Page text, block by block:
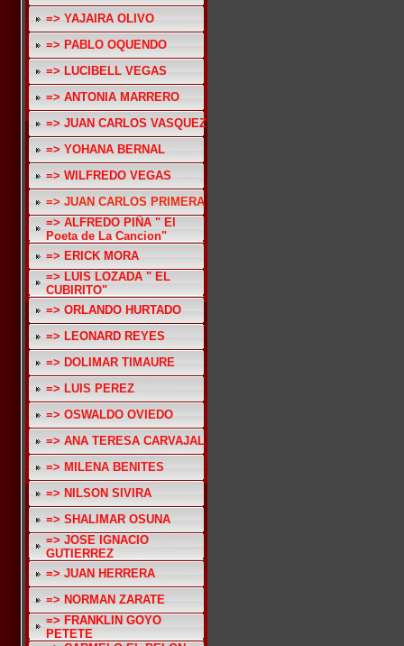
=> YAJAIRA OLIVO
=> PABLO OQUENDO
=> LUCIBELL VEGAS
=> ANTONIA MARRERO
=> JUAN CARLOS VASQUEZ
=> YOHANA BERNAL
=> WILFREDO VEGAS
=> JUAN CARLOS PRIMERA
=> ALFREDO PIÑA " El
Poeta de La Cancion"
=> ERICK MORA
=> LUIS LOZADA " EL
CUBIRITO"
=> ORLANDO HURTADO
=> LEONARD REYES
=> DOLIMAR TIMAURE
=> LUIS PEREZ
=> OSWALDO OVIEDO
=> ANA TERESA CARVAJAL
=> MILENA BENITES
=> NILSON SIVIRA
=> SHALIMAR OSUNA
=> JOSE IGNACIO
GUTIERREZ
=> JUAN HERRERA
=> NORMAN ZARATE
=> FRANKLIN GOYO
PETETE